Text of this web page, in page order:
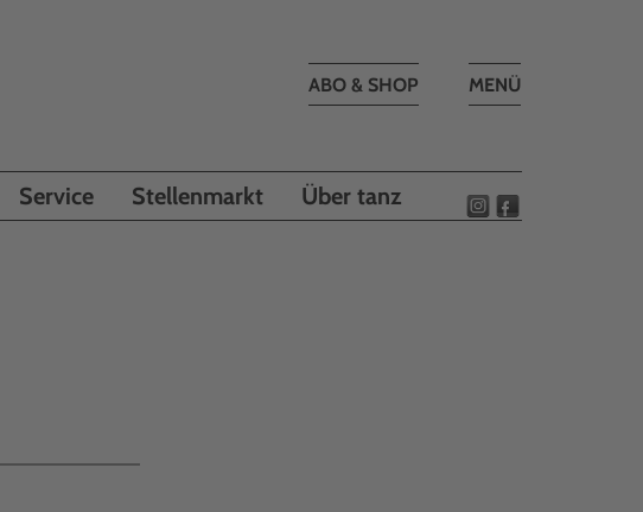
Toggle
MENÜ
ABO & SHOP
Service Stellenmarkt Über tanz